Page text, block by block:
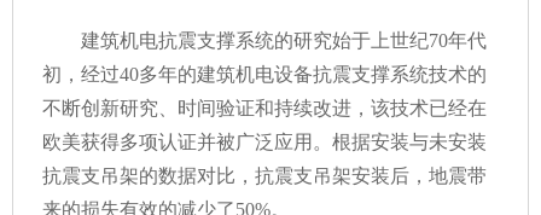
建筑机电抗震支撑系统的研究始于上世纪70年代
初，经过40多年的建筑机电设备抗震支撑系统技术的
不断创新研究、时间验证和持续改进，该技术已经在
欧美获得多项认证并被广泛应用。根据安装与未安装
抗震支吊架的数据对比，抗震支吊架安装后，地震带
来的损失有效的减少了50%。